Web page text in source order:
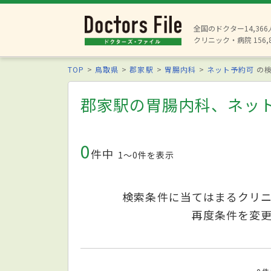
全国のドクター14,366
クリニック・病院
TOP 鳥取県 郡家駅 胃腸内科 ネット予約可 の
郡家駅の胃腸内科、ネッ
0件中 1〜0件を表示
検索条件に当てはまるクリ
再度条件を変